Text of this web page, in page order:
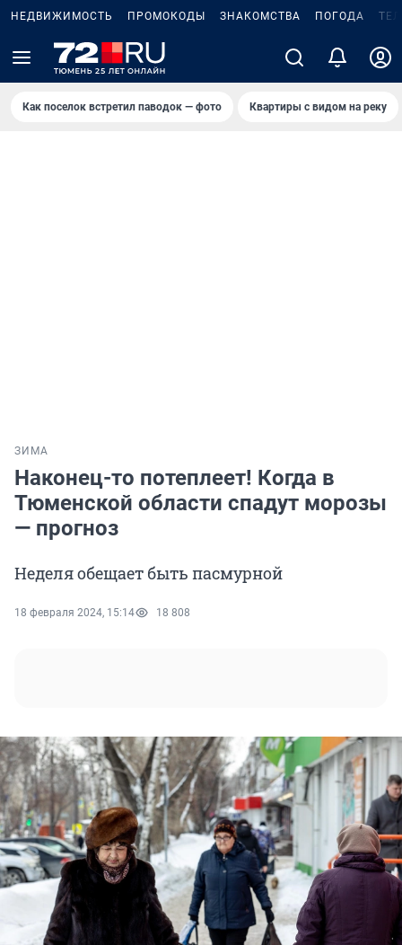
НЕДВИЖИМОСТЬ ПРОМОКОДЫ ЗНАКОМСТВА ПОГОДА
Как поселок встретил паводок — фото Квартиры с видом на реку
ЗИМА
Наконец-то потеплеет! Когда в
Тюменской области спадут морозы
— прогноз
Неделя обещает быть пасмурной
18 февраля 2024, 15:14 18 808